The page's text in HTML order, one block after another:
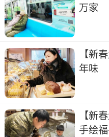
万家
【新
年味
【新
手绘